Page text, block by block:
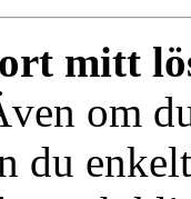
mitt
om
du